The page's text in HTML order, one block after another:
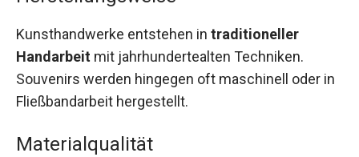
Kunsthandwerke entstehen in traditioneller
Handarbeit mit jahrhundertealten Techniken.
Souvenirs werden hingegen oft maschinell oder in
Fließbandarbeit hergestellt.
Materialqualität